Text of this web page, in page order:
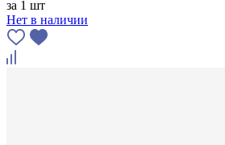
за 1 шт
Нет в наличии